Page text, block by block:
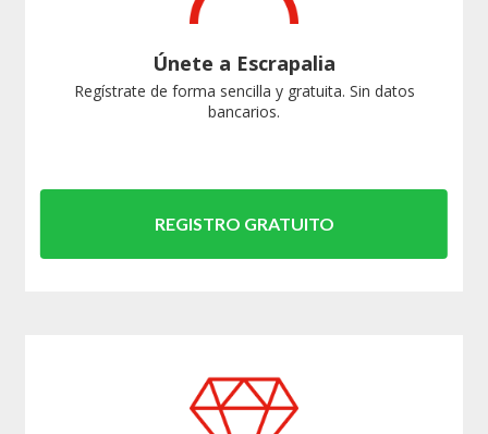
Únete a Escrapalia
Regístrate de forma sencilla y gratuita. Sin datos
bancarios.
REGISTRO GRATUITO